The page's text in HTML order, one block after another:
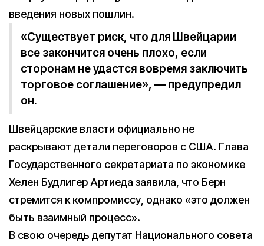
введения новых пошлин.
«Существует риск, что для Швейцарии
все закончится очень плохо, если
сторонам не удастся вовремя заключить
торговое соглашение», — предупредил
он.
Швейцарские власти официально не
раскрывают детали переговоров с США. Глава
Государственного секретариата по экономике
Хелен Будлигер Артиеда заявила, что Берн
стремится к компромиссу, однако «это должен
быть взаимный процесс».
В свою очередь депутат Национального совета